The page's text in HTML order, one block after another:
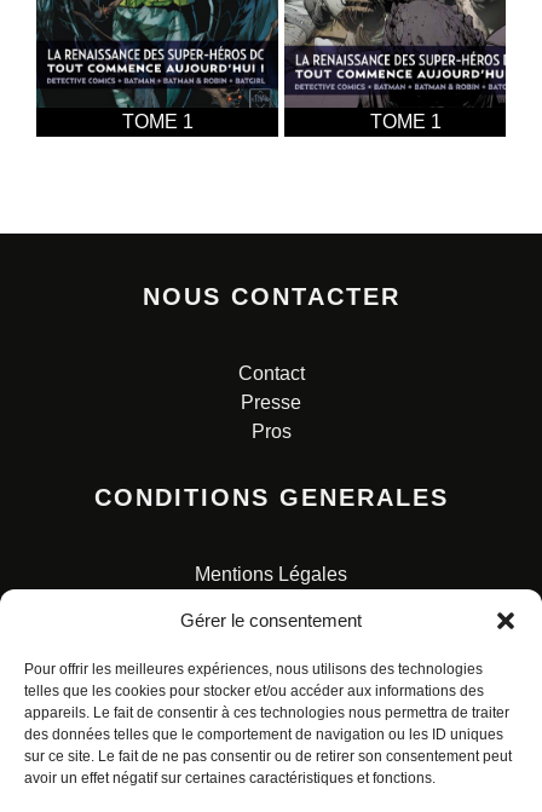
Gérer le consentement
Pour offrir les meilleures expériences, nous utilisons des technologies
telles que les cookies pour stocker et/ou accéder aux informations des
appareils. Le fait de consentir à ces technologies nous permettra de traiter
des données telles que le comportement de navigation ou les ID uniques
sur ce site. Le fait de ne pas consentir ou de retirer son consentement peut
avoir un effet négatif sur certaines caractéristiques et fonctions.
TOME 1 TOME 1
NOUS CONTACTER
Contact
Presse
Pros
CONDITIONS GENERALES
Mentions Légales
Charte pour la protection des données personnelles
© ALL RIGHTS RESERVED. URBAN COMICS POUR LES